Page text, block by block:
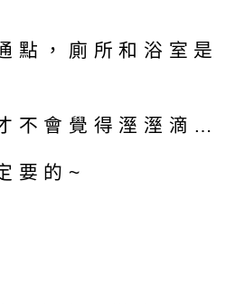
點，廁所和浴室是
不會覺得溼溼滴…
要的~